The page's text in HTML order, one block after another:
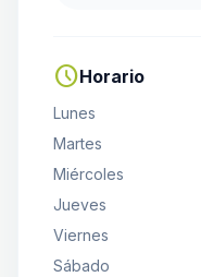
scheduleHorario
Lunes
Martes
Miércoles
Jueves
Viernes
Sábado